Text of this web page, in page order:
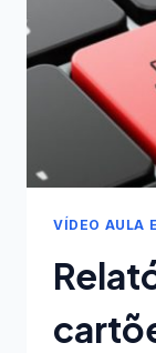
VÍDEO AULA